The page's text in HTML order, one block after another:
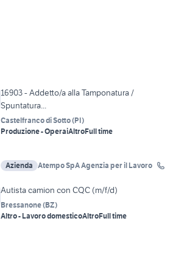
16903 - Addetto/a alla Tamponatura /
Spuntatura...
Castelfranco di Sotto(PI)
Produzione - OperaiAltroFull time
Azienda Atempo SpA Agenzia per il Lavoro
Autista camion con CQC (m/f/d)
Bressanone(BZ)
Altro - Lavoro domesticoAltroFull time